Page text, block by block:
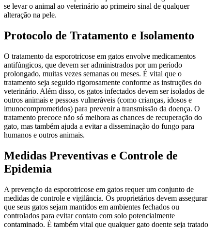
se levar o animal ao veterinário ao primeiro sinal de qualquer
alteração na pele.
Protocolo de Tratamento e Isolamento
O tratamento da esporotricose em gatos envolve medicamentos
antifúngicos, que devem ser administrados por um período
prolongado, muitas vezes semanas ou meses. É vital que o
tratamento seja seguido rigorosamente conforme as instruções do
veterinário. Além disso, os gatos infectados devem ser isolados de
outros animais e pessoas vulneráveis (como crianças, idosos e
imunocomprometidos) para prevenir a transmissão da doença. O
tratamento precoce não só melhora as chances de recuperação do
gato, mas também ajuda a evitar a disseminação do fungo para
humanos e outros animais.
Medidas Preventivas e Controle de
Epidemia
A prevenção da esporotricose em gatos requer um conjunto de
medidas de controle e vigilância. Os proprietários devem assegurar
que seus gatos sejam mantidos em ambientes fechados ou
controlados para evitar contato com solo potencialmente
contaminado. É também vital que qualquer gato doente seja tratado